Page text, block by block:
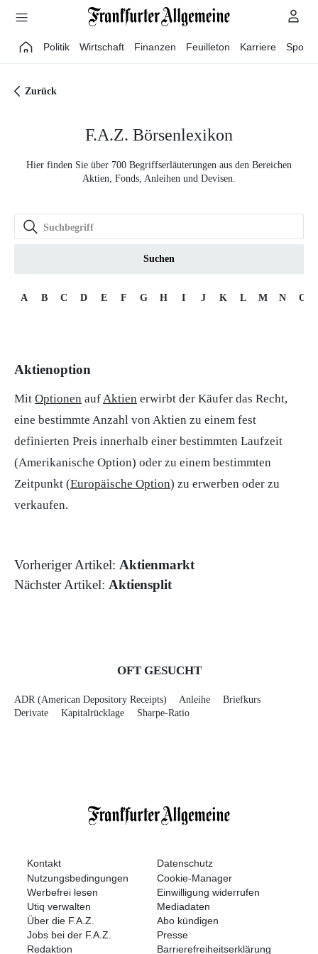
Direkt zum Hauptinhalt
Politik Wirtschaft Finanzen Feuilleton Karriere Sport
Zurück
F.A.Z. Börsenlexikon
Hier finden Sie über 700 Begriffserläuterungen aus den Bereichen
Aktien, Fonds, Anleihen und Devisen.
Suchen
A B C D E F G H I J K L M N O
Aktienoption
Mit Optionen aufAktien erwirbt der Käufer das Recht,
eine bestimmte Anzahl von Aktien zu einem fest
definierten Preis innerhalb einer bestimmten Laufzeit
(Amerikanische Option) oder zu einem bestimmten
Zeitpunkt (Europäische Option) zu erwerben oder zu
verkaufen.
Vorheriger Artikel: Aktienmarkt
Nächster Artikel: Aktiensplit
OFT GESUCHT
ADR (American Depository Receipts) Anleihe
Briefkurs
Derivate
Kapitalrücklage Sharpe-Ratio
Kontakt
Datenschutz
Nutzungsbedingungen
Cookie-Manager
Werbefrei lesen
Einwilligung widerrufen
Utiq verwalten
Mediadaten
Über die F.A.Z.
Abo kündigen
Jobs bei der F.A.Z.
Presse
Redaktion
Barrierefreiheitserklärung